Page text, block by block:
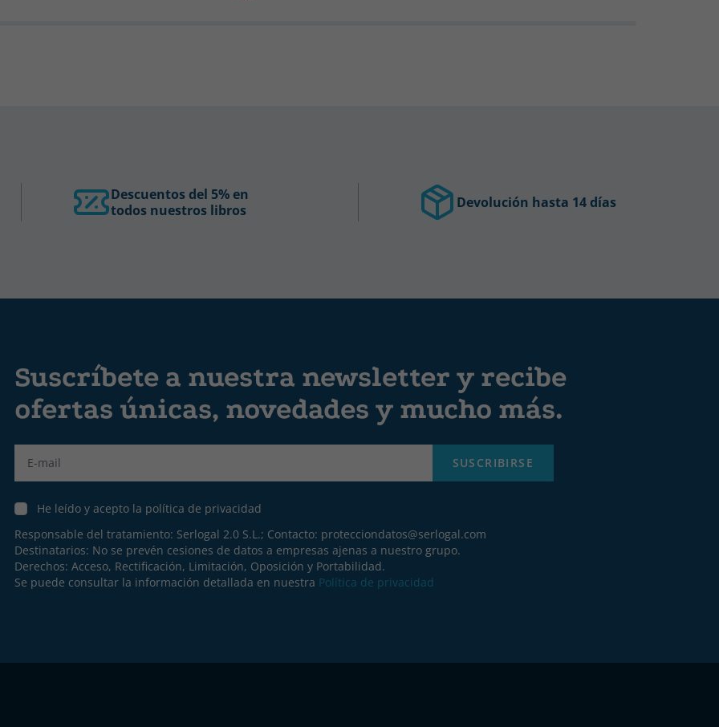
Descuentos del 5% en
todos nuestros libros
Devolución hasta 14 días
Suscríbete a nuestra newsletter y recibe
ofertas únicas, novedades y mucho más.
SUSCRIBIRSE
He leído y acepto la política de privacidad
Responsable del tratamiento: Serlogal 2.0 S.L.; Contacto: protecciondatos@serlogal.com
Destinatarios: No se prevén cesiones de datos a empresas ajenas a nuestro grupo.
Derechos: Acceso, Rectificación, Limitación, Oposición y Portabilidad.
Se puede consultar la información detallada en nuestra Política de privacidad